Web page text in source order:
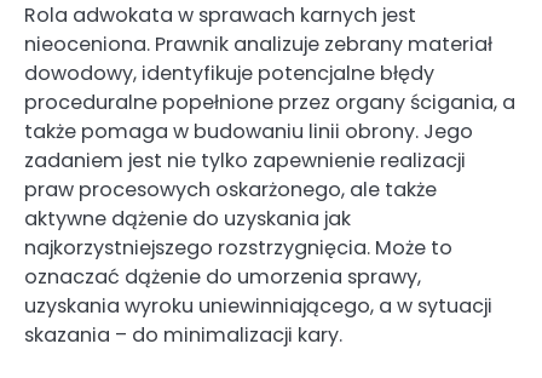
Rola adwokata w sprawach karnych jest
nieoceniona. Prawnik analizuje zebrany materiał
dowodowy, identyfikuje potencjalne błędy
proceduralne popełnione przez organy ścigania, a
także pomaga w budowaniu linii obrony. Jego
zadaniem jest nie tylko zapewnienie realizacji
praw procesowych oskarżonego, ale także
aktywne dążenie do uzyskania jak
najkorzystniejszego rozstrzygnięcia. Może to
oznaczać dążenie do umorzenia sprawy,
uzyskania wyroku uniewinniającego, a w sytuacji
skazania – do minimalizacji kary.